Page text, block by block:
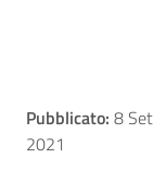
Pubblicato: 8
2021